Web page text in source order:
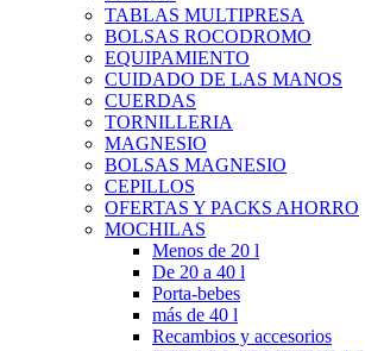
TABLAS MULTIPRESA
BOLSAS ROCODROMO
EQUIPAMIENTO
CUIDADO DE LAS MANOS
CUERDAS
TORNILLERIA
MAGNESIO
BOLSAS MAGNESIO
CEPILLOS
OFERTAS Y PACKS AHORRO
MOCHILAS
Menos de 20 l
De 20 a 40 l
Porta-bebes
más de 40 l
Recambios y accesorios